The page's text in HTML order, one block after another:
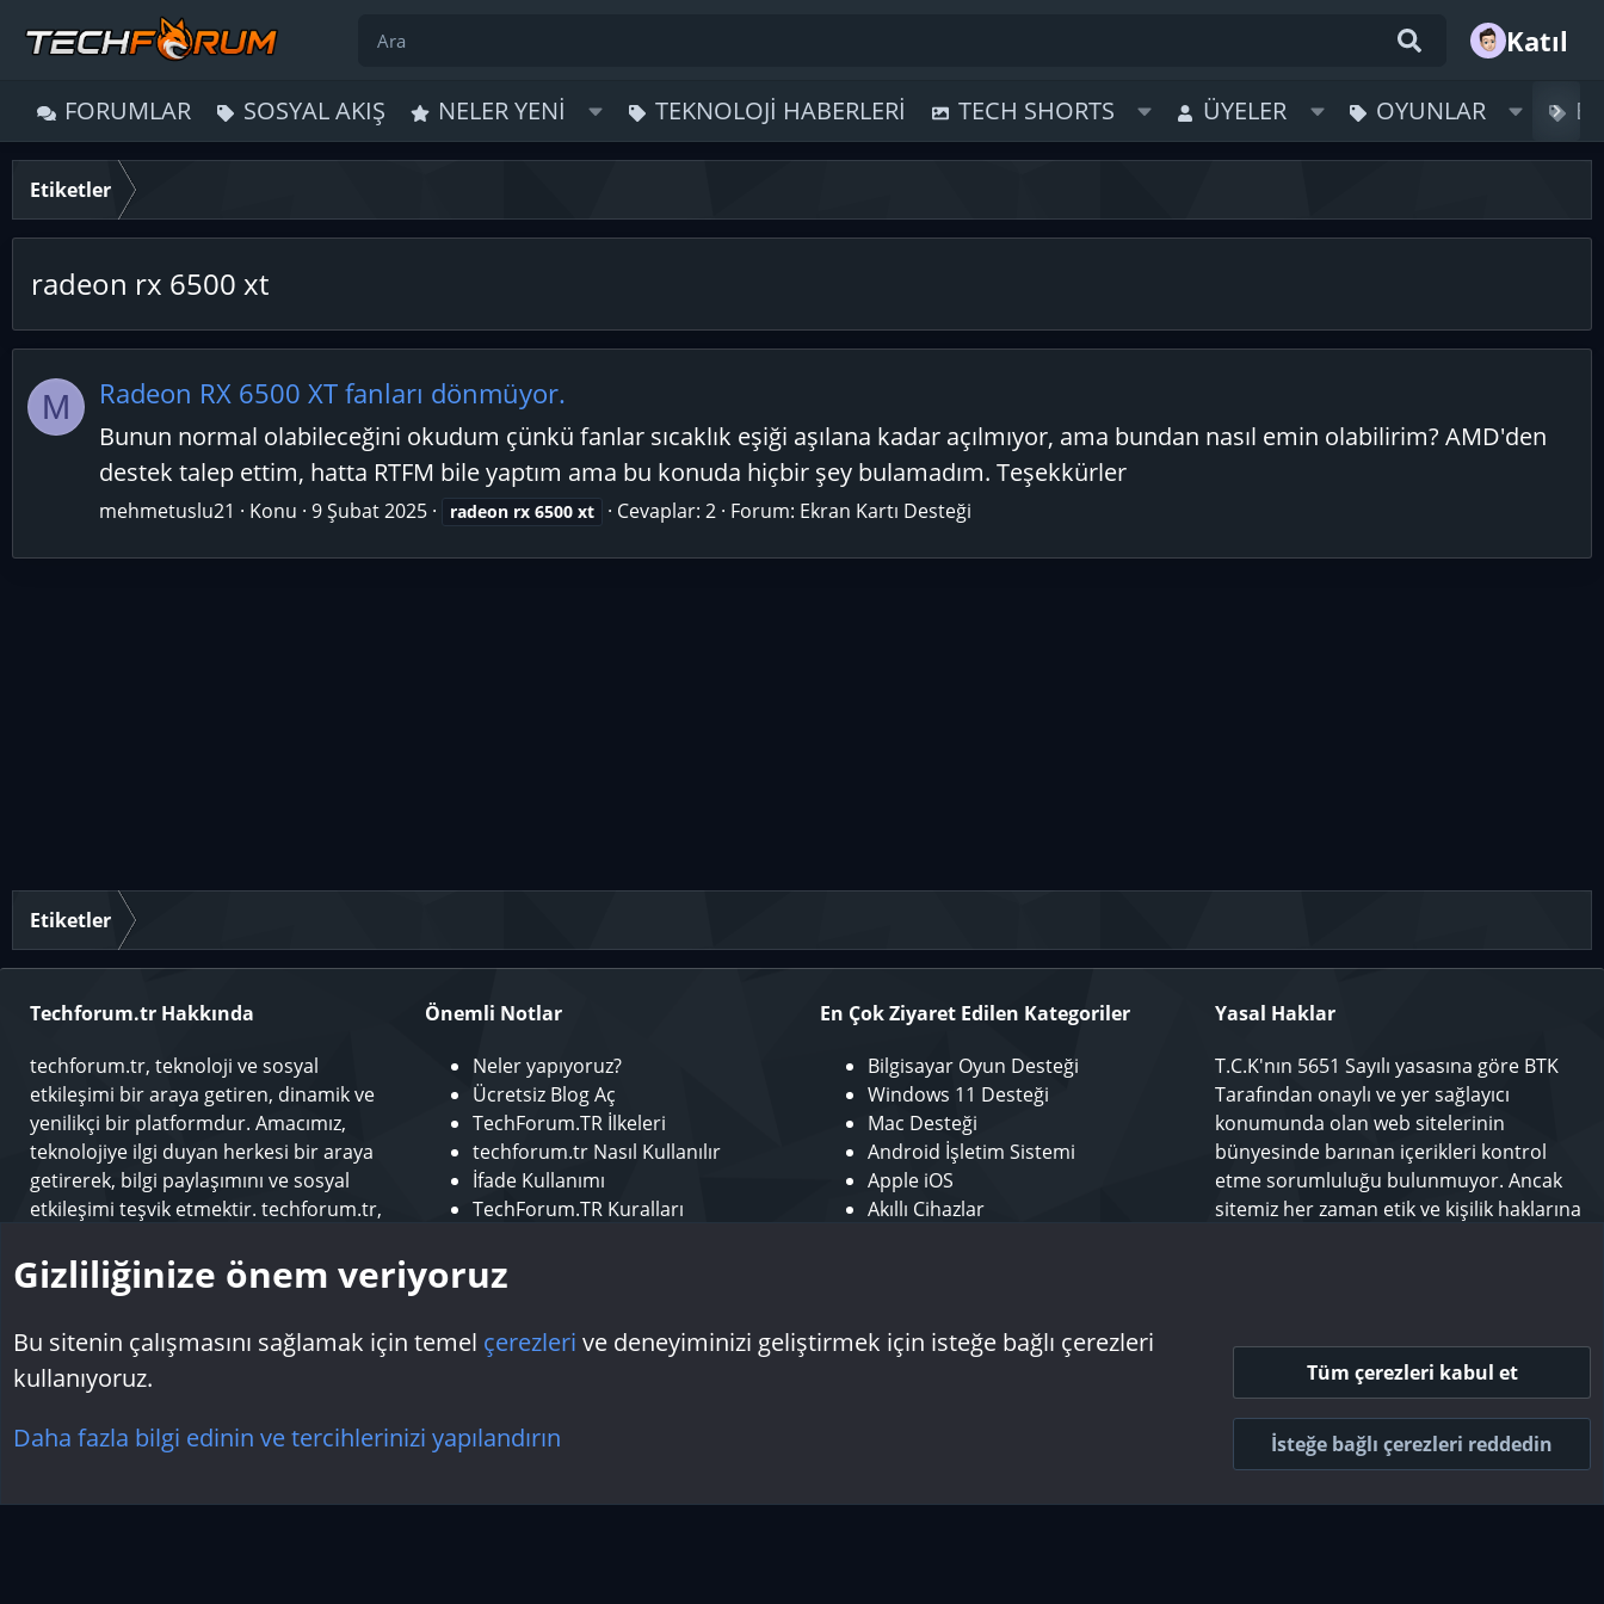
Katıl
FORUMLAR SOSYAL AKIŞ NELER YENI TEKNOLOJI HABERLERI TECH SHORTS ÜYELER OYUNLAR
Etiketler
radeon rx 6500 xt
M Radeon RX 6500 XT fanları dönmüyor.
Bunun normal olabileceğini okudum çünkü fanlar sıcaklık eşiği aşılana kadar açılmıyor, ama bundan nasıl emin olabilirim? AMD'den
destek talep ettim, hatta RTFM bile yaptım ama bu konuda hiçbir şey bulamadım. Teşekkürler
mehmetuslu21 Konu 9 Şubat 2025 radeon rx 6500 xt Cevaplar: 2 Forum: Ekran Kartı Desteği
Etiketler
Techforum.tr Hakkında
techforum.tr, teknoloji ve sosyal
etkileşimi bir araya getiren, dinamik ve
yenilikçi bir platformdur. Amacımız,
teknolojiye ilgi duyan herkesi bir araya
getirerek, bilgi paylaşımını ve sosyal
etkileşimi teşvik etmektir. techforum.tr,
sunarak, teknoloji dünyasındaki en son
gelişmeleri takip etme ve öğrenme fırsatı
Önemli Notlar
Neler yapıyoruz?
Ücretsiz Blog Aç
TechForum.TR İlkeleri
techforum.tr Nasıl Kullanılır
İfade Kullanımı
TechForum.TR Kuralları
Moderatör Başvurusu - Bize Katıl
Makale Yazarı Başvurusu
En Çok Ziyaret Edilen Kategoriler
Bilgisayar Oyun Desteği
Windows 11 Desteği
Mac Desteği
Android İşletim Sistemi
Apple iOS
Akıllı Cihazlar
Yasal Haklar
T.C.K'nın 5651 Sayılı yasasına göre BTK
Tarafından onaylı ve yer sağlayıcı
konumunda olan web sitelerinin
bünyesinde barınan içerikleri kontrol
etme sorumluluğu bulunmuyor. Ancak
sitemiz her zaman etik ve kişilik haklarına
Topluluk platform by TechForumTR
Gizliliğinize önem veriyoruz
Bu sitenin çalışmasını sağlamak için temel çerezleri ve deneyiminizi geliştirmek için isteğe bağlı çerezleri
kullanıyoruz.
Daha fazla bilgi edinin ve tercihlerinizi yapılandırın
Tüm çerezleri kabul et
İsteğe bağlı çerezleri reddedin